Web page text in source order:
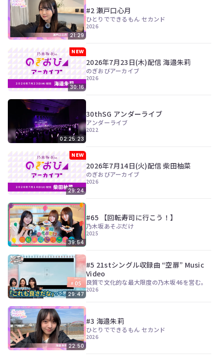
21:29
#2 瀬戸口心月
ひとりでできるもん セカンド
2026
NEW
30:16
2026年7月23日(木)配信 海邉朱莉
のぎおびアーカイブ
2026
02:25:23
30thSG アンダーライブ
アンダーライブ
2022
NEW
29:24
2026年7月14日(火)配信 柴田柚菜
のぎおびアーカイブ
2026
39:54
#65 【回転寿司に行こう！】
乃木坂あそぶだけ
2025
29:47
#5 21stシングル収録曲 “空扉” Music
Video
良質で文化的な最大限度の乃木坂46を営む。
2026
22:50
#3 海邉朱莉
ひとりでできるもん セカンド
2026